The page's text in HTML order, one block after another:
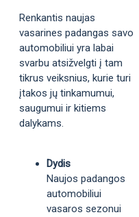
Renkantis naujas
vasarines padangas savo
automobiliui yra labai
svarbu atsižvelgti į tam
tikrus veiksnius, kurie turi
įtakos jų tinkamumui,
saugumui ir kitiems
dalykams.
Dydis
Naujos padangos
automobiliui
vasaros sezonui